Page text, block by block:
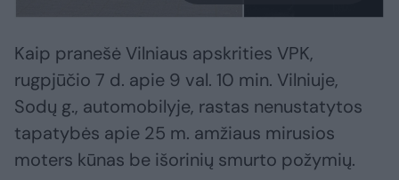
Kaip pranešė Vilniaus apskrities VPK,
rugpjūčio 7 d. apie 9 val. 10 min. Vilniuje,
Sodų g., automobilyje, rastas nenustatytos
tapatybės apie 25 m. amžiaus mirusios
moters kūnas be išorinių smurto požymių.